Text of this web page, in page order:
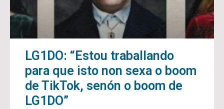
LG1DO: “Estou traballando
para que isto non sexa o boom
de TikTok, senón o boom de
LG1DO”